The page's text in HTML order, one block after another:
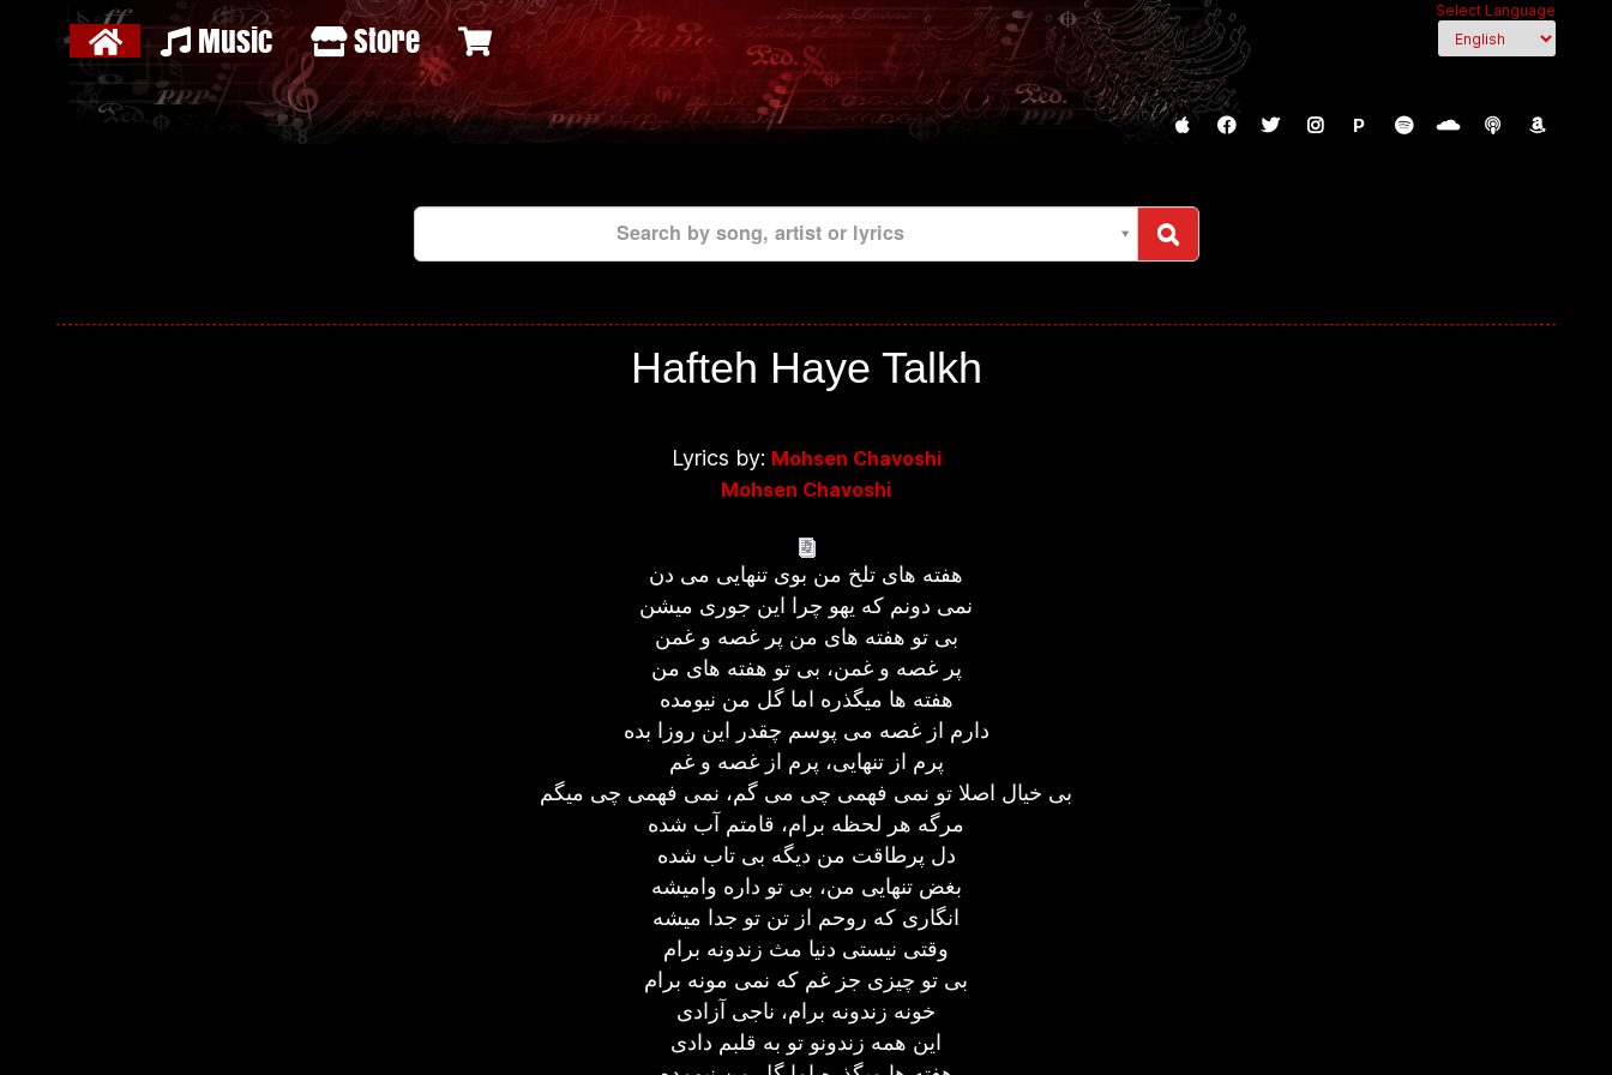
Select Language
Music Store
P
Search by song, artist or lyrics
Hafteh Haye Talkh
Lyrics by: Mohsen Chavoshi
Mohsen Chavoshi
هفته های تلخ من بوی تنهایی می دن
نمی دونم که یهو چرا این جوری میشن
بی تو هفته های من پر غصه و غمن
پر غصه و غمن، بی تو هفته های من
هفته ها میگذره اما گل من نیومده
دارم از غصه می پوسم چقدر این روزا بده
پرم از تنهایی، پرم از غصه و غم
بی خیال اصلا تو نمی فهمی چی می گم، نمی فهمی چی میگم
مرگه هر لحظه برام، قامتم آب شده
دل پرطاقت من دیگه بی تاب شده
بغض تنهایی من، بی تو داره وامیشه
انگاری که روحم از تن تو جدا میشه
وقتی نیستی دنیا مث زندونه برام
بی تو چیزی جز غم که نمی مونه برام
خونه زندونه برام، ناجی آزادی
این همه زندونو تو به قلبم دادی